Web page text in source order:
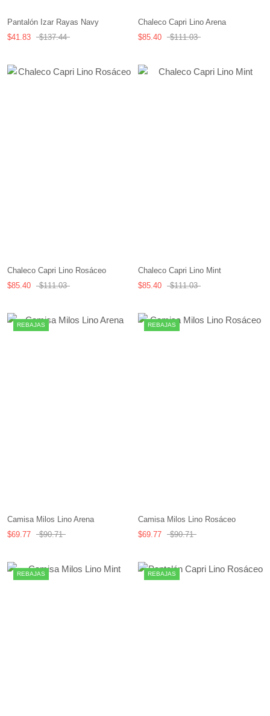
Pantalón Izar Rayas Navy
$41.83
$137.44
Chaleco Capri Lino Arena
$85.40
$111.03
Chaleco Capri Lino Rosáceo
$85.40
$111.03
Chaleco Capri Lino Mint
$85.40
$111.03
REBAJAS
Camisa Milos Lino Arena
$69.77
$90.71
REBAJAS
Camisa Milos Lino Rosáceo
$69.77
$90.71
REBAJAS REBAJAS